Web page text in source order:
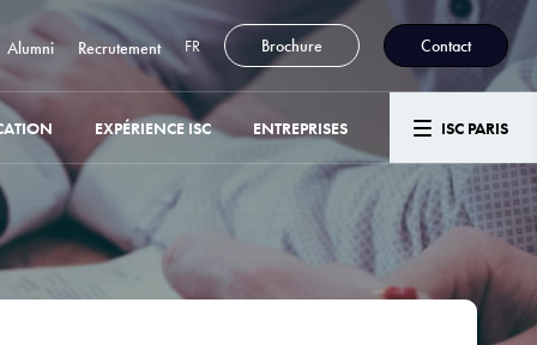
Alumni Recrutement FR Brochure Contact
EXPÉRIENCE ISC ENTREPRISES ISC PARIS